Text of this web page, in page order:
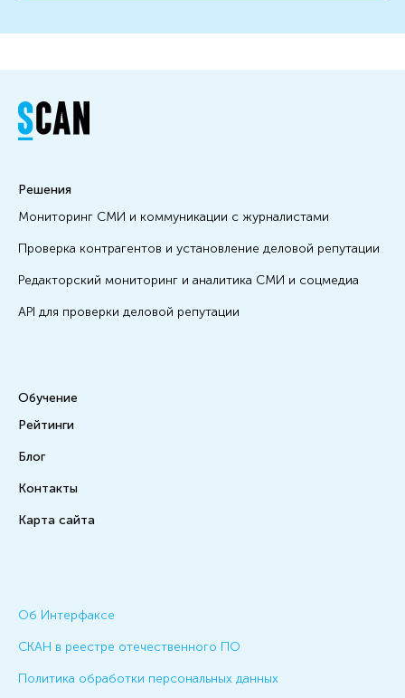
Решения
Мониторинг СМИ и коммуникации с журналистами
Проверка контрагентов и установление деловой репутации
Редакторский мониторинг и аналитика СМИ и соцмедиа
API для проверки деловой репутации
Обучение
Рейтинги
Блог
Контакты
Карта сайта
Об Интерфаксе
СКАН в реестре отечественного ПО
Политика обработки персональных данных